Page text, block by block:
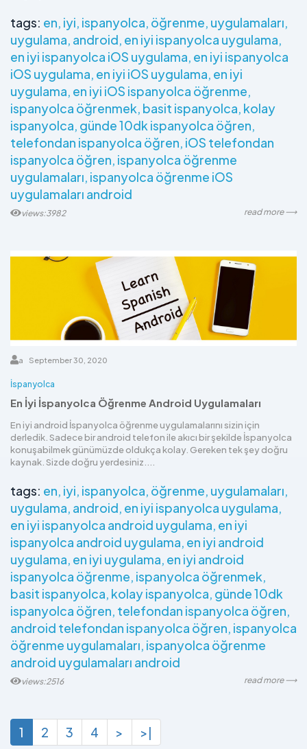
tags: en iyi ispanyolca öğrenme uygulamaları
uygulama android en iyi ispanyolca uygulama
en iyi ispanyolca iOS uygulama en iyi ispanyolca
iOS uygulama en iyi iOS uygulama en iyi
uygulama en iyi iOS ispanyolca öğrenme
ispanyolca öğrenmek basit ispanyolca kolay
ispanyolca günde 10dk ispanyolca öğren
telefondan ispanyolca öğren iOS telefondan
ispanyolca öğren ispanyolca öğrenme
uygulamaları ispanyolca öğrenme iOS
uygulamaları android
views:3982 read more ⟶
a September 30, 2020
İspanyolca
En İyi İspanyolca Öğrenme Android Uygulamaları
En iyi android İspanyolca öğrenme uygulamalarını sizin için
derledik. Sadece bir android telefon ile akıcı bir şekilde İspanyolca
konuşabilmek günümüzde oldukça kolay. Gereken tek şey doğru
kaynak. Sizde doğru yerdesiniz....
tags: en iyi ispanyolca öğrenme uygulamaları
uygulama android en iyi ispanyolca uygulama
en iyi ispanyolca android uygulama en iyi
ispanyolca android uygulama en iyi android
uygulama en iyi uygulama en iyi android
ispanyolca öğrenme ispanyolca öğrenmek
basit ispanyolca kolay ispanyolca günde 10dk
ispanyolca öğren telefondan ispanyolca öğren
android telefondan ispanyolca öğren ispanyolca
öğrenme uygulamaları ispanyolca öğrenme
android uygulamaları android
views:2516 read more ⟶
1 2 3 4 >
>|